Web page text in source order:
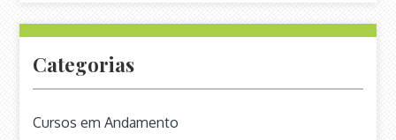
Post
Categorias
Cursos em Andamento